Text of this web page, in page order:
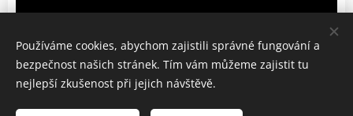
autor:Tomáš Hanáček - fotograf
Používáme cookies, abychom zajistili správné fungování a
bezpečnost našich stránek. Tím vám můžeme zajistit tu
nejlepší zkušenost při jejich návštěvě.